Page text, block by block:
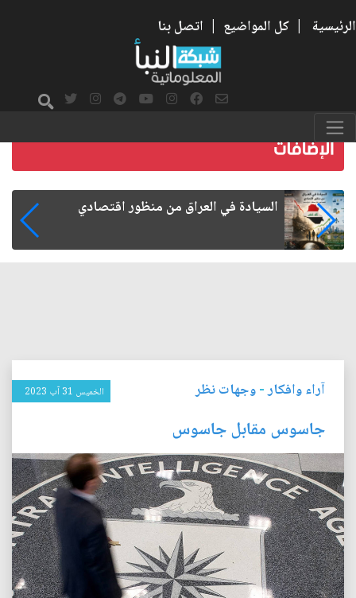
الرئيسية | كل المواضيع | اتصل بنا
ما بعد الأربعين.. كيف اتسعت الزيارة من هويتها
آراء وافكار-وجهات نظر الخميس 31 آب 2023
جاسوس مقابل جاسوس